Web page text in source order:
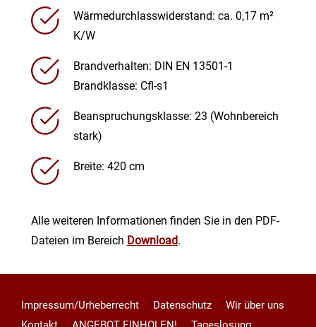
Wärmedurchlasswiderstand: ca. 0,17 m²
K/W
Brandverhalten: DIN EN 13501-1
Brandklasse: Cfl-s1
Beanspruchungsklasse: 23 (Wohnbereich
stark)
Breite: 420 cm
Alle weiteren Informationen finden Sie in den PDF-
Dateien im Bereich Download.
Impressum/Urheberrecht Datenschutz
Wir über uns